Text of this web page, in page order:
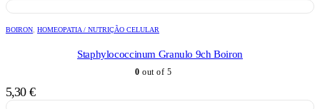
BOIRON, HOMEOPATIA / NUTRIÇÃO CELULAR
Staphylococcinum Granulo 9ch Boiron
0 out of 5
5,30 €